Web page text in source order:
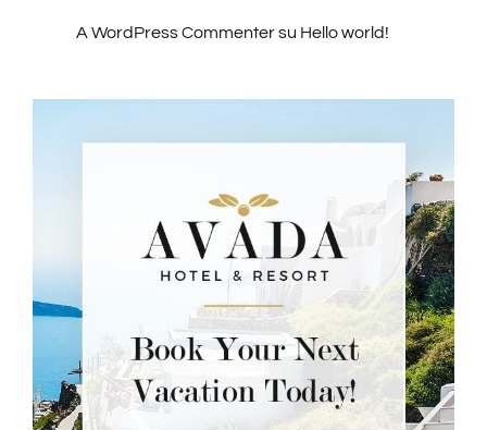
A WordPress Commentersu Hello world!